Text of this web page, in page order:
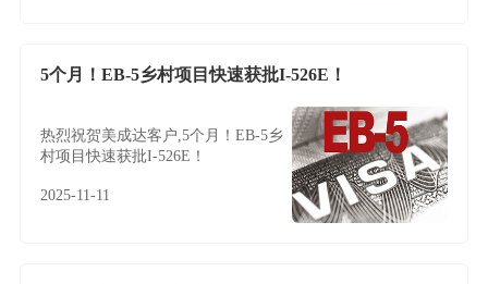
5个月！EB-5乡村项目快速获批I-526E！
热烈祝贺美成达客户,5个月！EB-5乡
村项目快速获批I-526E！
2025-11-11